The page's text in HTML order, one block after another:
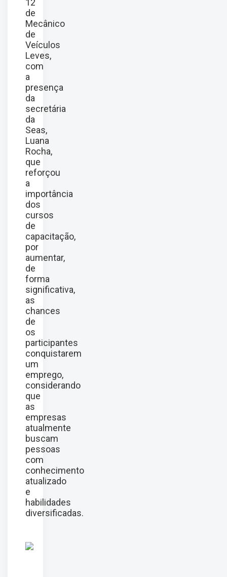
de
Mecânico
de
Veículos
Leves,
com
a
presença
da
secretária
da
Seas,
Luana
Rocha,
que
reforçou
a
importância
dos
cursos
de
capacitação,
por
aumentar,
de
forma
significativa,
as
chances
de
os
participantes
conquistarem
um
emprego,
considerando
que
as
empresas
atualmente
buscam
pessoas
com
conhecimento
atualizado
e
habilidades
diversificadas.